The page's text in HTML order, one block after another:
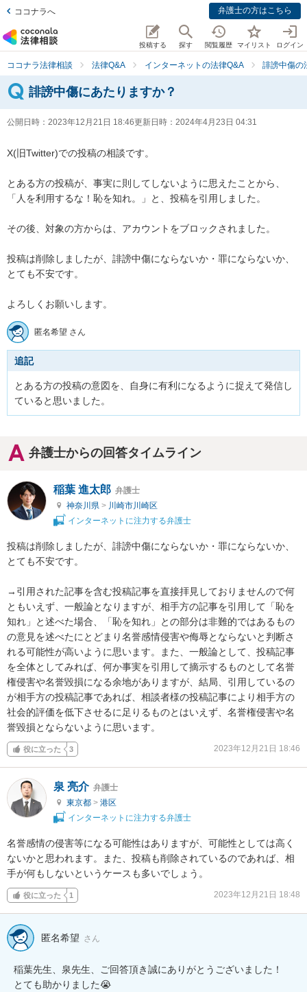
ココナラへ 弁護士の方はこちら
投稿する 探す 閲覧履歴 マイリスト ログイン
ココナラ法律相談 法律Q&A インターネットの法律Q&A 誹謗中傷の
誹謗中傷にあたりますか？
公開日時： 2023年12月21日 18:46更新日時： 2024年4月23日 04:31
X(旧Twitter)での投稿の相談です。
とある方の投稿が、事実に則してしないように思えたことから、
「人を利用するな！恥を知れ。」と、投稿を引用しました。
その後、対象の方からは、アカウントをブロックされました。
投稿は削除しましたが、誹謗中傷にならないか・罪にならないか、
とても不安です。
よろしくお願いします。
匿名希望 さん
追記
とある方の投稿の意図を、自身に有利になるように捉えて発信し
ていると思いました。
弁護士からの回答タイムライン
稲葉 進太郎 弁護士
神奈川県 > 川崎市川崎区
インターネットに注力する弁護士
投稿は削除しましたが、誹謗中傷にならないか・罪にならないか、
とても不安です。
→引用された記事を含む投稿記事を直接拝見しておりませんので何
ともいえず、一般論となりますが、相手方の記事を引用して「恥を
知れ」と述べた場合、「恥を知れ」との部分は非難的ではあるもの
の意見を述べたにとどまり名誉感情侵害や侮辱とならないと判断さ
れる可能性が高いように思います。また、一般論として、投稿記事
を全体としてみれば、何か事実を引用して摘示するものとして名誉
権侵害や名誉毀損になる余地がありますが、結局、引用しているの
が相手方の投稿記事であれば、相談者様の投稿記事により相手方の
社会的評価を低下させるに足りるものとはいえず、名誉権侵害や名
誉毀損とならないように思います。
役に立った 3 2023年12月21日 18:46
泉 亮介 弁護士
東京都 > 港区
インターネットに注力する弁護士
名誉感情の侵害等になる可能性はありますが、可能性としては高く
ないかと思われます。また、投稿も削除されているのであれば、相
手が何もしないというケースも多いでしょう。
役に立った 1 2023年12月21日 18:48
匿名希望 さん
稲葉先生、泉先生、ご回答頂き誠にありがとうございました！
とても助かりました😭